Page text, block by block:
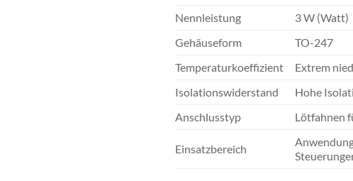
Nennleistung
3 W (Watt)
Gehäuseform
TO-247
Temperaturkoeffizient
Extrem
Isolationswiderstand
Hohe
Anschlusstyp
Lötfahnen
Einsatzbereich